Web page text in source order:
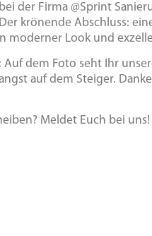
der Firma @Sprint
krönende Abschluss:
moderner Look und
Auf dem Foto seht Ihr
auf dem Steiger.
Meldet Euch bei uns!